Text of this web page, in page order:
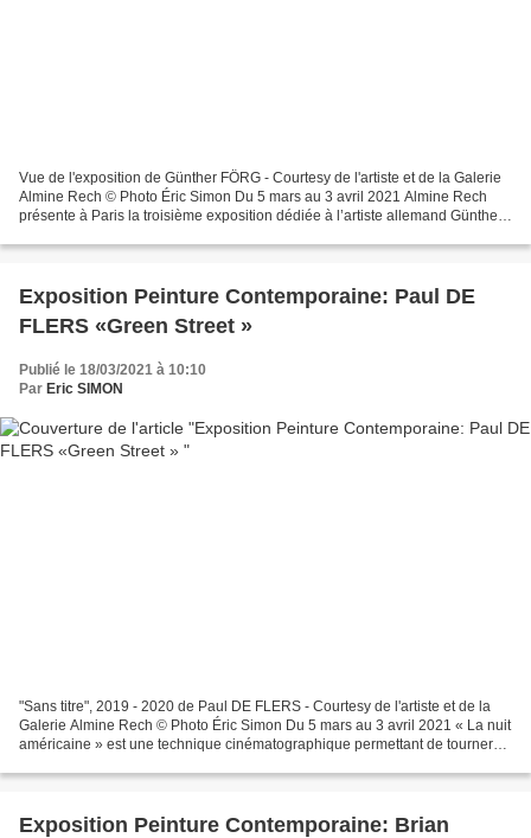
Vue de l'exposition de Günther FÖRG - Courtesy de l'artiste et de la Galerie
Almine Rech © Photo Éric Simon Du 5 mars au 3 avril 2021 Almine Rech
présente à Paris la troisième exposition dédiée à l’artiste allemand Günther
Exposition Peinture Contemporaine: Paul DE
FLERS «Green Street »
Publié le 18/03/2021 à 10:10
Par Eric SIMON
"Sans titre", 2019 - 2020 de Paul DE FLERS - Courtesy de l'artiste et de la
Galerie Almine Rech © Photo Éric Simon Du 5 mars au 3 avril 2021 « La nuit
américaine » est une technique cinématographique permettant de tourner
Exposition Peinture Contemporaine: Brian